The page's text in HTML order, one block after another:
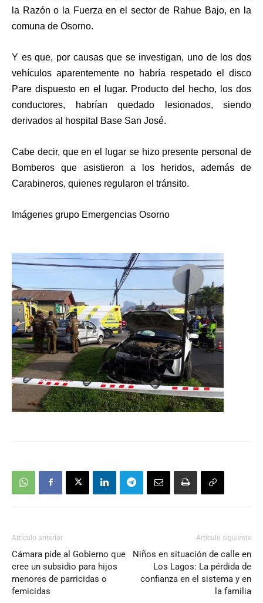
la Razón o la Fuerza en el sector de Rahue Bajo, en la
comuna de Osorno.
Y es que, por causas que se investigan, uno de los dos
vehículos aparentemente no habría respetado el disco
Pare dispuesto en el lugar. Producto del hecho, los dos
conductores, habrían quedado lesionados, siendo
derivados al hospital Base San José.
Cabe decir, que en el lugar se hizo presente personal de
Bomberos que asistieron a los heridos, además de
Carabineros, quienes regularon el tránsito.
Imágenes grupo Emergencias Osorno
Artículo anterior
Cámara pide al Gobierno que
cree un subsidio para hijos
menores de parricidas o
femicidas
Artículo siguiente
Niños en situación de calle en
Los Lagos: La pérdida de
confianza en el sistema y en
la familia